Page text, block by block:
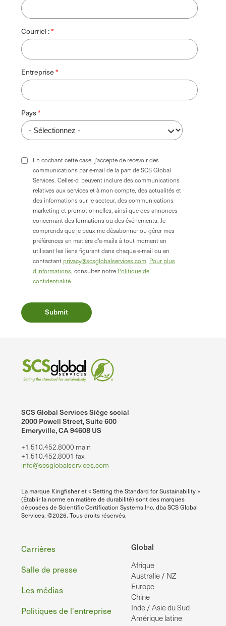
Courriel :
Entreprise
Pays
En cochant cette case, j'accepte de recevoir des
communications par e-mail de la part de SCS Global
Services. Celles-ci peuvent inclure des communications
relatives aux services et à mon compte, des actualités et
des informations sur le secteur, des communications
marketing et promotionnelles, ainsi que des annonces
concernant des formations ou des événements. Je
comprends que je peux me désabonner ou gérer mes
préférences en matière d'e-mails à tout moment en
utilisant les liens figurant dans chaque e-mail ou en
contactant privacy@scsglobalservices.com Pour plus
d'informations , consultez notre Politique de
confidentialité
SCS Global Services Siège social
2000 Powell Street, Suite 600
Emeryville, CA 94608 US
+1.510.452.8000 main
+1.510.452.8001 fax
info@scsglobalservices.com
La marque Kingfisher et « Setting the Standard for Sustainability »
(Établir la norme en matière de durabilité) sont des marques
déposées de Scientific Certification Systems Inc. dba SCS Global
Services. ©2026. Tous droits réservés.
Global
Afrique
Australie / NZ
Europe
Chine
Inde / Asie du Sud
Amérique latine
Pied
de
page
Carrières
Salle de presse
Les médias
Politiques de l'entreprise